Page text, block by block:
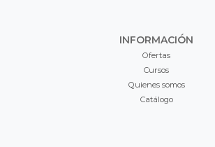
INFORMACIÓN
Ofertas
Cursos
Quienes somos
Catálogo